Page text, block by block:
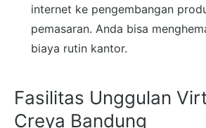
internet ke pengembangan
pemasaran. Anda bisa
biaya rutin kantor.
Fasilitas Unggulan
Creya Bandung